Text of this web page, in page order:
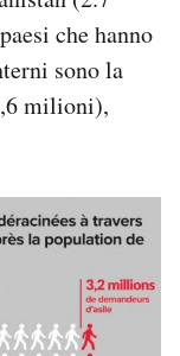
che hanno
sono la
milioni),